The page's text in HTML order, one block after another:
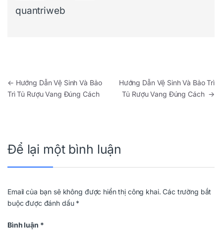
quantriweb
Điều hướng bài viết
← Hướng Dẫn Vệ Sinh Và Bảo
Trì Tủ Rượu Vang Đúng Cách
Hướng Dẫn Vệ Sinh Và Bảo Trì
Tủ Rượu Vang Đúng Cách →
Để lại một bình luận
Email của bạn sẽ không được hiển thị công khai. Các trường bắt
buộc được đánh dấu *
Bình luận *